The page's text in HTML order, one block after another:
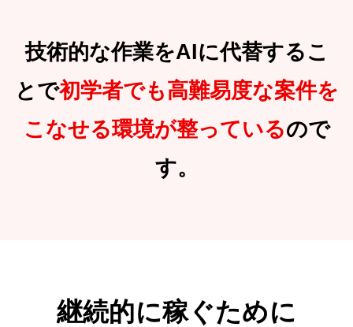
技術的な作業をAIに代替するこ
とで初学者でも高難易度な案件を
こなせる環境が整っているので
す。
継続的に稼ぐために